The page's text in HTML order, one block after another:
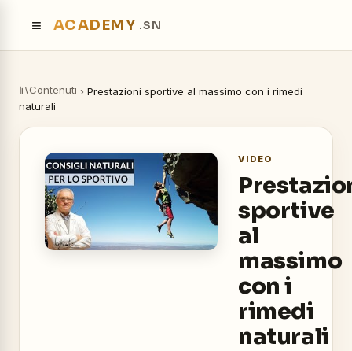
≡ ACADEMY .SN
Contenuti › Prestazioni sportive al massimo con i rimedi
naturali
VIDEO
sportive
al
massimo
con i
rimedi
naturali